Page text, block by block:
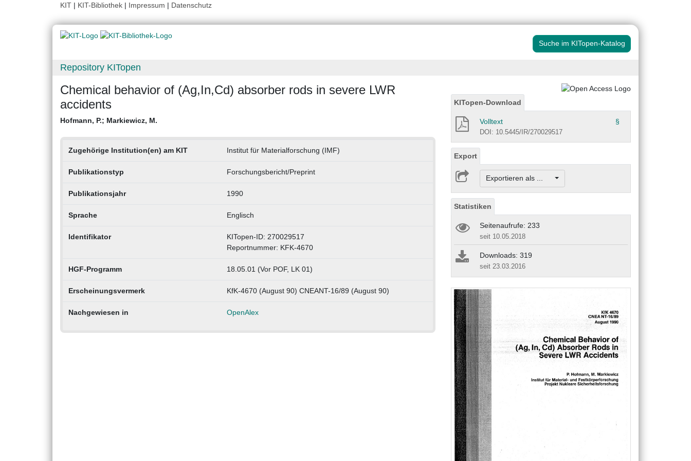
KIT | KIT-Bibliothek | Impressum | Datenschutz
Suche im KITopen-Katalog
Repository KITopen
Chemical behavior of (Ag,In,Cd) absorber rods in severe LWR
accidents
Hofmann, P.; Markiewicz, M.
Zugehörige Institution(en) am KIT Institut für Materialforschung (IMF)
Publikationstyp Forschungsbericht/Preprint
Publikationsjahr 1990
Sprache Englisch
Identifikator
KITopen-ID: 270029517
Reportnummer: KFK-4670
HGF-Programm 18.05.01 (Vor POF, LK 01)
Erscheinungsvermerk KfK-4670 (August 90) CNEANT-16/89 (August 90)
Nachgewiesen in OpenAlex
KITopen-Download
Volltext §
DOI: 10.5445/IR/270029517
Export
Exportieren als ...
Statistiken
Seitenaufrufe: 233
seit 10.05.2018
Downloads: 319
seit 23.03.2016